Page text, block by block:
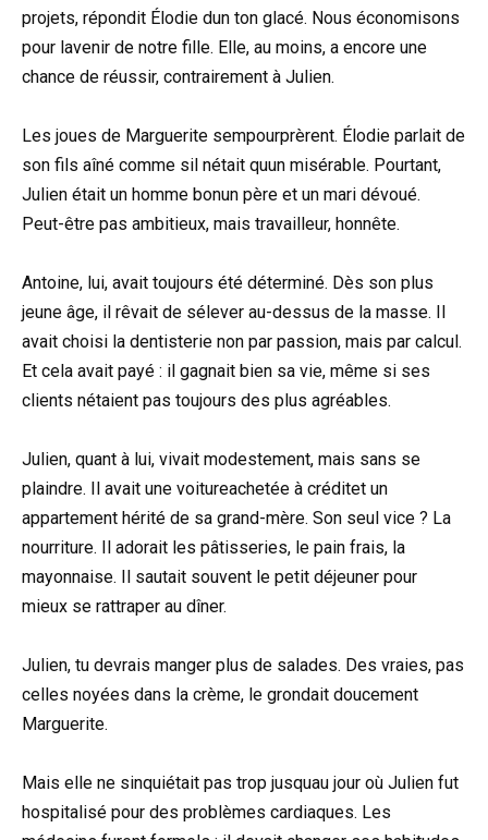
projets, répondit Élodie dun ton glacé. Nous économisons
pour lavenir de notre fille. Elle, au moins, a encore une
chance de réussir, contrairement à Julien.
Les joues de Marguerite sempourprèrent. Élodie parlait de
son fils aîné comme sil nétait quun misérable. Pourtant,
Julien était un homme bonun père et un mari dévoué.
Peut-être pas ambitieux, mais travailleur, honnête.
Antoine, lui, avait toujours été déterminé. Dès son plus
jeune âge, il rêvait de sélever au-dessus de la masse. Il
avait choisi la dentisterie non par passion, mais par calcul.
Et cela avait payé : il gagnait bien sa vie, même si ses
clients nétaient pas toujours des plus agréables.
Julien, quant à lui, vivait modestement, mais sans se
plaindre. Il avait une voitureachetée à créditet un
appartement hérité de sa grand-mère. Son seul vice ? La
nourriture. Il adorait les pâtisseries, le pain frais, la
mayonnaise. Il sautait souvent le petit déjeuner pour
mieux se rattraper au dîner.
Julien, tu devrais manger plus de salades. Des vraies, pas
celles noyées dans la crème, le grondait doucement
Marguerite.
Mais elle ne sinquiétait pas trop jusquau jour où Julien fut
hospitalisé pour des problèmes cardiaques. Les